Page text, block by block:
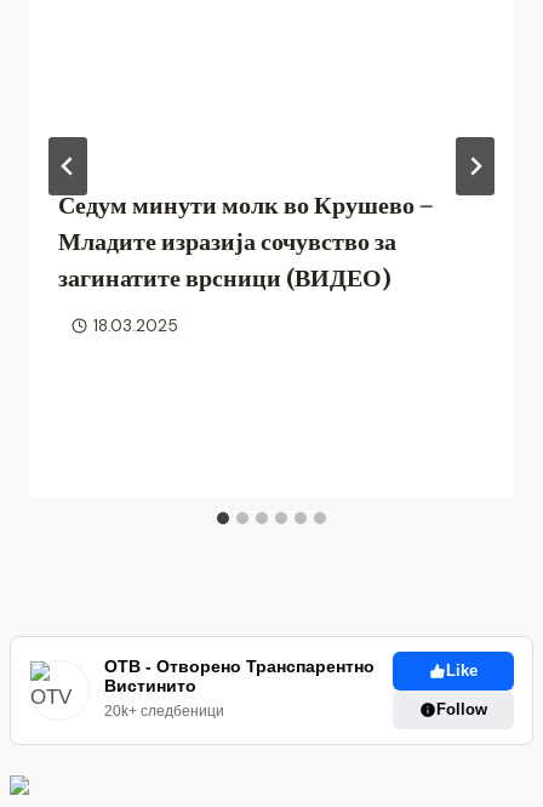
Седум минути молк во Крушево –
Младите изразија сочувство за
загинатите врсници (ВИДЕО)
18.03.2025
ОТВ - Отворено Транспарентно
Вистинито
20k+ следбеници
Like
Follow